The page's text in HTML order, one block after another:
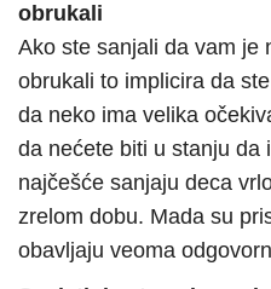
obrukali
Ako ste sanjali da vam je
obrukali to implicira da
da neko ima velika
da nećete biti u stanju da
najčešće sanjaju deca
zrelom dobu. Mada su
obavljaju veoma